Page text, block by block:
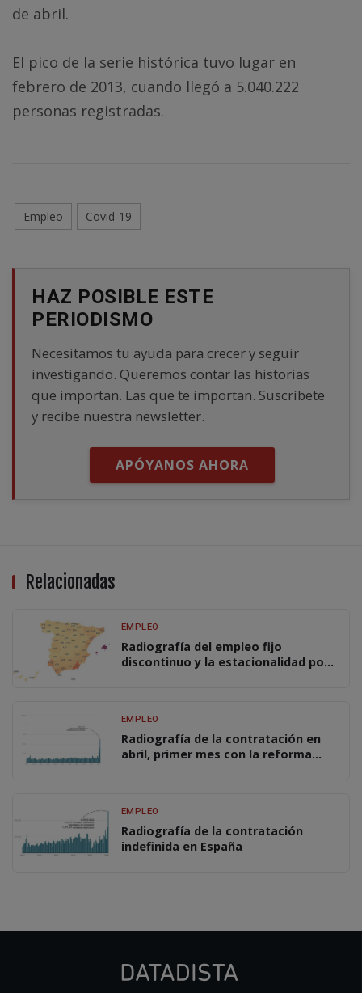
de abril.
El pico de la serie histórica tuvo lugar en
febrero de 2013, cuando llegó a 5.040.222
personas registradas.
Empleo Covid-19
HAZ POSIBLE ESTE
PERIODISMO
Necesitamos tu ayuda para crecer y seguir
investigando. Queremos contar las historias
que importan. Las que te importan. Suscríbete
y recibe nuestra newsletter.
APÓYANOS AHORA
Relacionadas
EMPLEO
Radiografía del empleo fijo
discontinuo y la estacionalidad por
EMPLEO
Radiografía de la contratación en
abril, primer mes con la reforma
EMPLEO
Radiografía de la contratación
indefinida en España